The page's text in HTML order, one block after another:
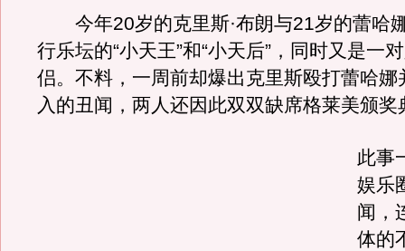
今年20岁的克里斯·布朗与21岁的蕾哈
行乐坛的“小天王”和“小天后”，同时又是一
侣。不料，一周前却爆出克里斯殴打蕾哈娜
入的丑闻，两人还因此双双缺席格莱美颁奖
此事
娱乐
闻，
体的